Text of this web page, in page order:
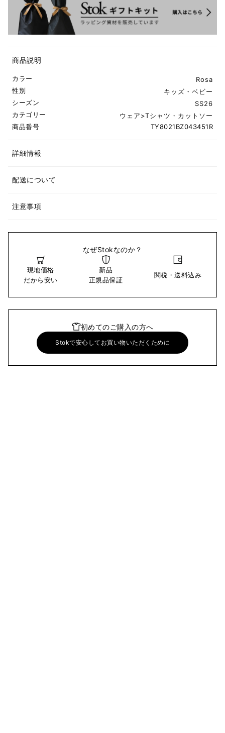
商品説明
カラー
Rosa
性別
キッズ・ベビー
シーズン
SS26
カテゴリー
ウェア>Tシャツ・カットソー
商品番号
TY8021BZ043451R
詳細情報
配送について
注意事項
なぜStokなのか？
現地価格
だから安い
新品
正規品保証
関税・送料込み
初めてのご購入の方へ
Stokで安心してお買い物いただくために